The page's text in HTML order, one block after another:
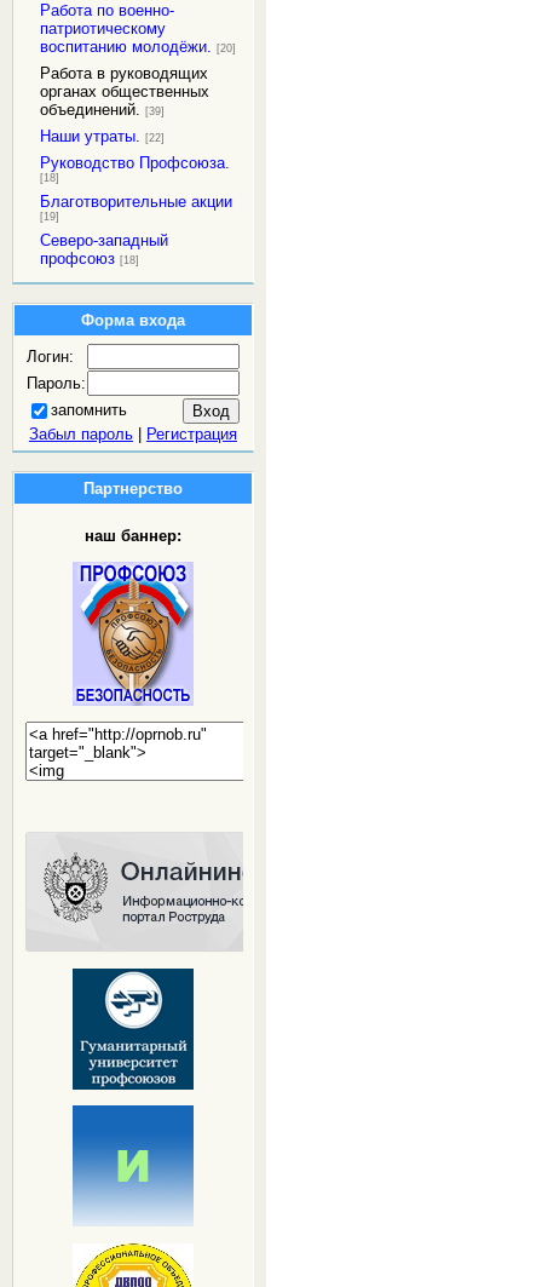
Работа по военно-
патриотическому
воспитанию молодёжи. [20]
Работа в руководящих
органах общественных
объединений. [39]
Наши утраты. [22]
Руководство Профсоюза.
[18]
Благотворительные акции
[19]
Северо-западный
профсоюз [18]
Форма входа
Логин:
Пароль:
запомнить
Забыл пароль| Регистрация
Партнерство
наш баннер: